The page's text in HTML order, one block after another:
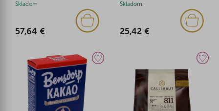
Skladom
57,64 €
Skladom
25,42 €